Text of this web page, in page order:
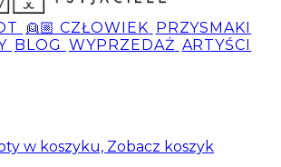
👱🏼 CZŁOWIEK PRZYSMAKI
BLOG WYPRZEDAŻ ARTYŚCI
w koszyku, Zobacz koszyk